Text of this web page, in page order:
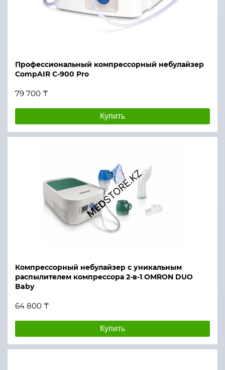
Профессиональный компрессорный небулайзер
CompAIR C-900 Pro
79 700 ₸
Купить
Компрессорный небулайзер с уникальным
распылителем компрессора 2-в-1 OMRON DUO
Baby
64 800 ₸
Купить